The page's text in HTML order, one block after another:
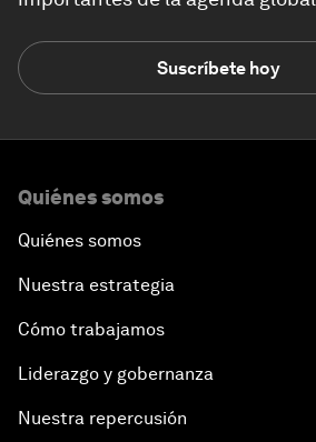
Suscríbete hoy
Quiénes somos
Quiénes somos
Nuestra estrategia
Cómo trabajamos
Liderazgo y gobernanza
Nuestra repercusión